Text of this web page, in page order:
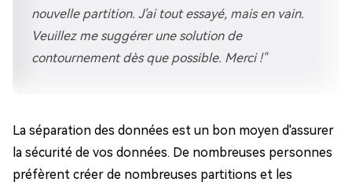
nouvelle partition. J'ai tout essayé, mais en vain.
Veuillez me suggérer une solution de
contournement dès que possible. Merci !"
La séparation des données est un bon moyen d'assurer
la sécurité de vos données. De nombreuses personnes
préfèrent créer de nombreuses partitions et les